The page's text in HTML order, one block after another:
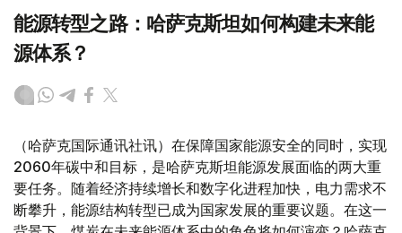
能源转型之路：哈萨克斯坦如何构建未来能
源体系？
（哈萨克国际通讯社讯）在保障国家能源安全的同时，实现
2060年碳中和目标，是哈萨克斯坦能源发展面临的两大重
要任务。随着经济持续增长和数字化进程加快，电力需求不
断攀升，能源结构转型已成为国家发展的重要议题。在这一